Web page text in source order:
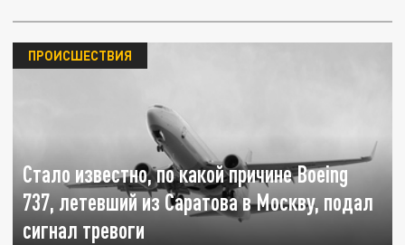
Стало известно, по какой причине Boeing
737, летевший из Саратова в Москву, подал
сигнал тревоги
ПРОИСШЕСТВИЯ